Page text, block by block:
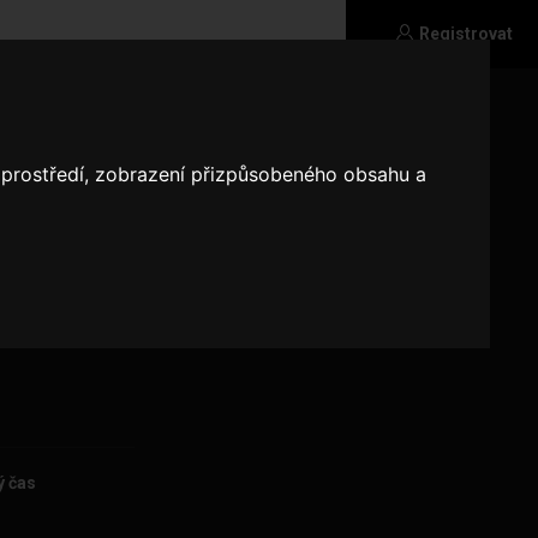
zobrazení přizpůsobeného obsahu a
Registrovat
psa a mám
čas